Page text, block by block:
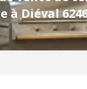
à Diéval